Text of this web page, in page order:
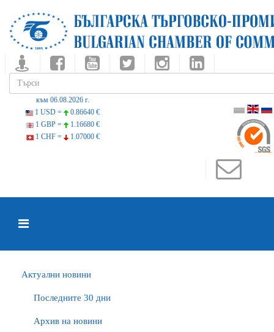
към 06.08.2026 г.
1 USD =
0.86640 €
1 GBP =
1.16680 €
1 CHF =
1.07000 €
Актуални новини
Последните 30 дни
Архив на новини